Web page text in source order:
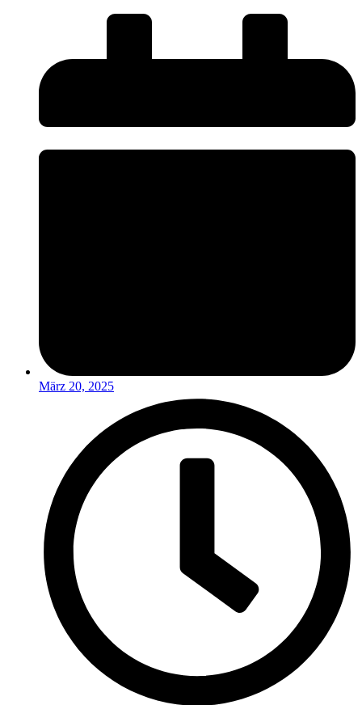
März 20, 2025